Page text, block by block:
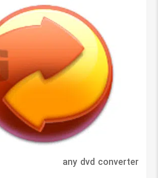
any dvd converter